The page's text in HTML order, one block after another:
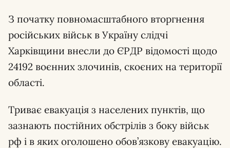
З початку повномасштабного вторгнення
російських військ в Україну слідчі
Харківщини внесли до ЄРДР відомості щодо
24192 воєнних злочинів, скоєних на території
області.
Триває евакуація з населених пунктів, що
зазнають постійних обстрілів з боку військ
рф і в яких оголошено обов’язкову евакуацію.